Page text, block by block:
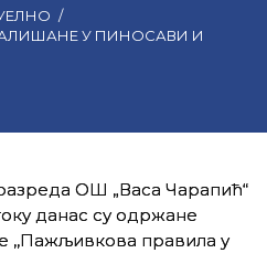
/
У ПИНОСАВИ И
ОШ „Васа Чарапић“
данас су одржане
,,Пажљивкова правила у